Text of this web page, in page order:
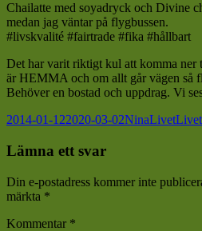
Chailatte med soyadryck och Divine
medan jag väntar på flygbussen.
#livskvalité #fairtrade #fika #hållbart
Det har varit riktigt kul att komma ner
är HEMMA och om allt går vägen så
Behöver en bostad och uppdrag. Vi
Postat
2014-01-122020-03-02Författare
NinaKategorier
LivetLivet
Lämna ett svar
Din e-postadress kommer inte
märkta *
Kommentar *